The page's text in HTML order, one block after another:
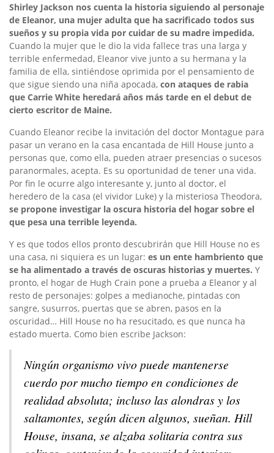
Shirley Jackson nos cuenta la historia siguiendo al personaje
de Eleanor, una mujer adulta que ha sacrificado todos sus
sueños y su propia vida por cuidar de su madre impedida.
Cuando la mujer que le dio la vida fallece tras una larga y
terrible enfermedad, Eleanor vive junto a su hermana y la
familia de ella, sintiéndose oprimida por el pensamiento de
que sigue siendo una niña apocada, con ataques de rabia
que Carrie White heredará años más tarde en el debut de
cierto escritor de Maine.
Cuando Eleanor recibe la invitación del doctor Montague para
pasar un verano en la casa encantada de Hill House junto a
personas que, como ella, pueden atraer presencias o sucesos
paranormales, acepta. Es su oportunidad de tener una vida.
Por fin le ocurre algo interesante y, junto al doctor, el
heredero de la casa (el vividor Luke) y la misteriosa Theodora,
se propone investigar la oscura historia del hogar sobre el
que pesa una terrible leyenda.
Y es que todos ellos pronto descubrirán que Hill House no es
una casa, ni siquiera es un lugar: es un ente hambriento que
se ha alimentado a través de oscuras historias y muertes. Y
pronto, el hogar de Hugh Crain pone a prueba a Eleanor y al
resto de personajes: golpes a medianoche, pintadas con
sangre, susurros, puertas que se abren, pasos en la
oscuridad… Hill House no ha resucitado, es que nunca ha
estado muerta. Como bien escribe Jackson:
Ningún organismo vivo puede mantenerse
cuerdo por mucho tiempo en condiciones de
realidad absoluta; incluso las alondras y los
saltamontes, según dicen algunos, sueñan. Hill
House, insana, se alzaba solitaria contra sus